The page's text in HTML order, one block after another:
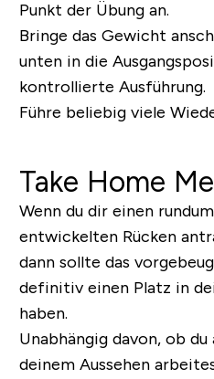
Punkt der Übung an.
Bringe das Gewicht
unten in die
kontrollierte Ausführung.
Führe beliebig viele
Take Home
Wenn du dir einen
entwickelten Rücken
dann sollte das
definitiv einen Platz in
haben.
Unabhängig davon, ob du
deinem Aussehen